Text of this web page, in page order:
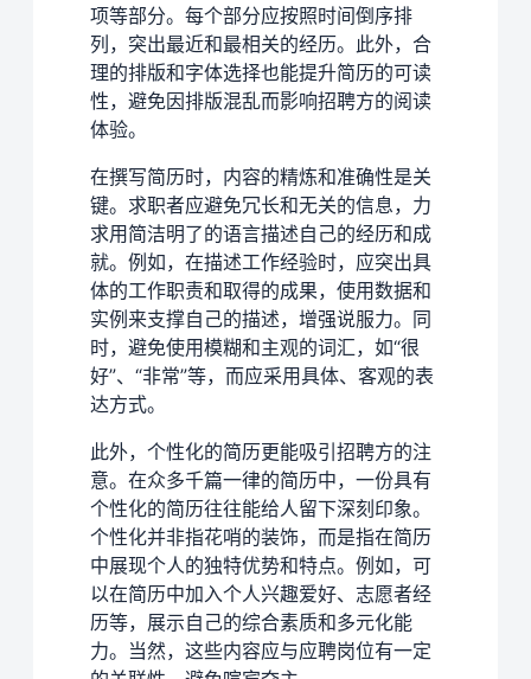
项等部分。每个部分应按照时间倒序排
列，突出最近和最相关的经历。此外，合
理的排版和字体选择也能提升简历的可读
性，避免因排版混乱而影响招聘方的阅读
体验。
在撰写简历时，内容的精炼和准确性是关
键。求职者应避免冗长和无关的信息，力
求用简洁明了的语言描述自己的经历和成
就。例如，在描述工作经验时，应突出具
体的工作职责和取得的成果，使用数据和
实例来支撑自己的描述，增强说服力。同
时，避免使用模糊和主观的词汇，如“很
好”、“非常”等，而应采用具体、客观的表
达方式。
此外，个性化的简历更能吸引招聘方的注
意。在众多千篇一律的简历中，一份具有
个性化的简历往往能给人留下深刻印象。
个性化并非指花哨的装饰，而是指在简历
中展现个人的独特优势和特点。例如，可
以在简历中加入个人兴趣爱好、志愿者经
历等，展示自己的综合素质和多元化能
力。当然，这些内容应与应聘岗位有一定